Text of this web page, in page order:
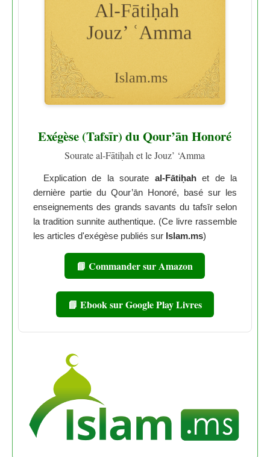
Exégèse (Tafsīr) du Qour’ān Honoré
Sourate al-Fātiḥah et le Jouz’ ‘Amma
Explication de la sourate al-Fātiḥahet de la
dernière partie du Qour’ān Honoré, basé sur les
enseignements des grands savants du tafsīr selon
la tradition sunnite authentique. (Ce livre rassemble
les articles d'exégèse publiés sur Islam.ms)
📘 Commander sur Amazon
📘 Ebook sur Google Play Livres